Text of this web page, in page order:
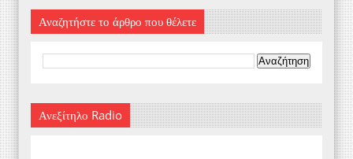
Αναζητήστε το άρθρο που θέλετε
Ανεξίτηλο Radio